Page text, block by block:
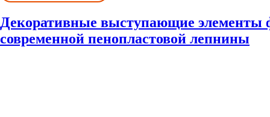
Декоративные выступающие элементы
современной пенопластовой лепнины